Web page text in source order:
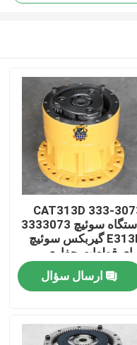
333-3073 CAT313D
دستگاه سوئیچ 3333073
E313D گیربکس سوئیچ
برای قطعات حفاری
ارسال سؤال